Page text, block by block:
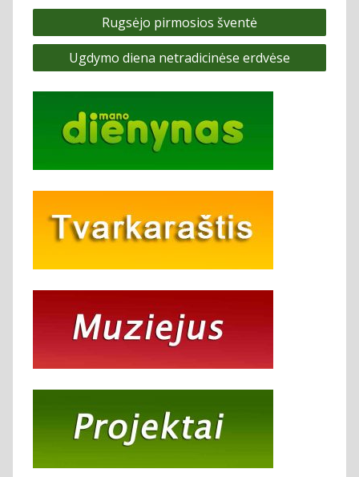
Navigacija
tarp
įrašų
Rugsėjo pirmosios šventė
Ugdymo diena netradicinėse erdvėse